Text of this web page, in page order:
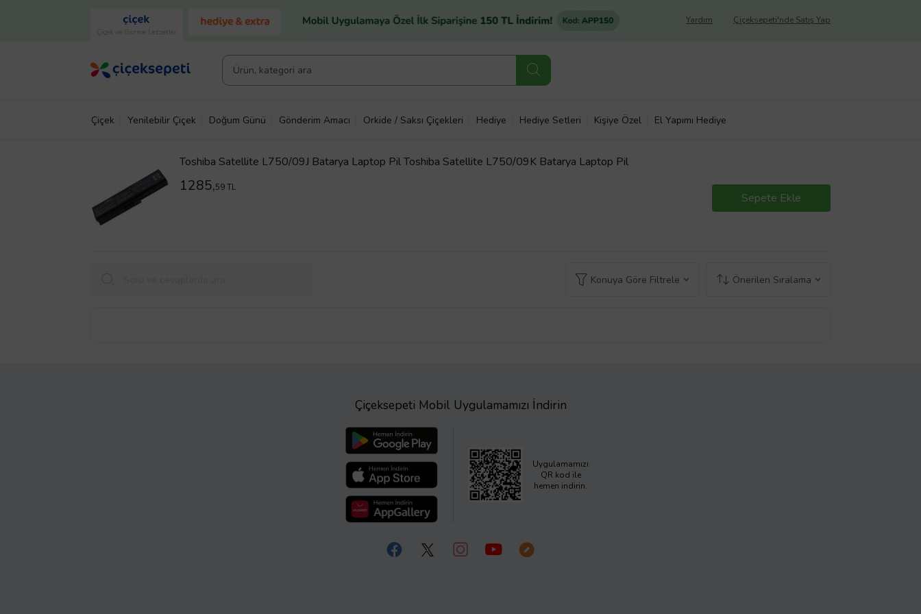
Çiçek ve Gurme Lezzetler
Çiçeksepeti'nde Satış Yap
Yardım
Çiçek Yenilebilir Çiçek Doğum Günü Gönderim Amacı Orkide / Saksı Çiçekleri Hediye Hediye Setleri Kişiye Özel El Yapımı Hediye
Toshiba Satellite L750/09J Batarya Laptop Pil Toshiba Satellite L750/09K Batarya Laptop Pil
1285,59 TL
Sepete Ekle
Konuya Göre Filtrele Önerilen Sıralama
Çiçeksepeti Mobil Uygulamamızı İndirin
Uygulamamızı
QR kod ile
hemen indirin.